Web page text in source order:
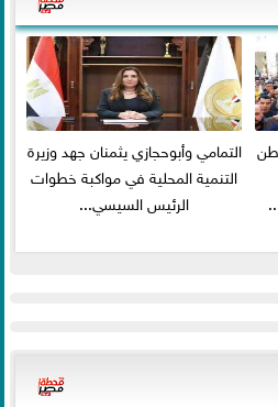
التمامي وأبوحجازي يثمنان جهد وزيرة
التنمية المحلية في مواكبة خطوات
الرئيس السيسي...